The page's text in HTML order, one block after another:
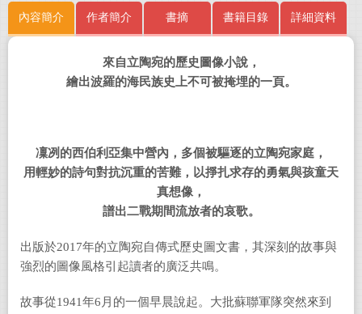
內容簡介 作者簡介 書摘 書籍目錄 詳細資料
來自立陶宛的歷史圖像小說，
繪出波羅的海民族史上不可被掩埋的一頁。
凜冽的西伯利亞集中營內，多個被驅逐的立陶宛家庭，
用輕妙的詩句對抗沉重的苦難，以掙扎求存的勇氣與孩童天
真想像，
譜出二戰期間流放者的哀歌。
出版於2017年的立陶宛自傳式歷史圖文書，其深刻的故事與
強烈的圖像風格引起讀者的廣泛共鳴。
故事從1941年6月的一個早晨說起。大批蘇聯軍隊突然來到